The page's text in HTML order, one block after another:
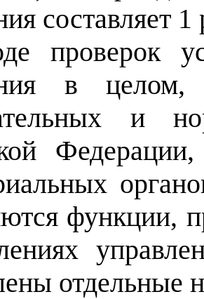
составляет 1
проверок
в целом,
и
функции,
отдельные